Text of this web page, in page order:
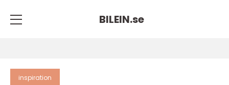
BILEIN.se
inspiration